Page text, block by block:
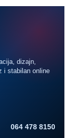
dizajn,
i stabilan online
064 478 8150